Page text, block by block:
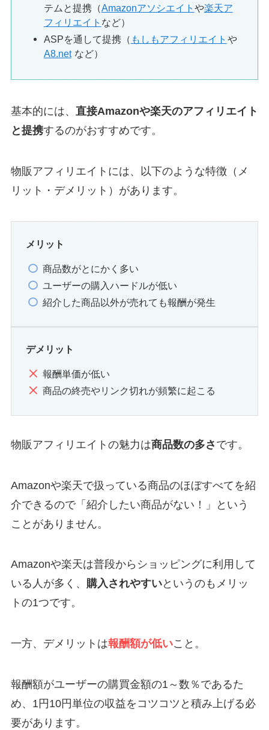
テムと提携（Amazonアソシエイト や楽天ア
フィリエイト など）
ASPを通して提携（ もしもアフィリエイト や
A8.net など）
基本的には、 直接Amazonや楽天のアフィリエイト
と提携するのがおすすめです。
物販アフィリエイトには、以下のような特徴（メ
リット・デメリット）があります。
メリット
商品数がとにかく多い
ユーザーの購入ハードルが低い
紹介した商品以外が売れても報酬が発生
デメリット
報酬単価が低い
商品の終売やリンク切れが頻繁に起こる
物販アフィリエイトの魅力は商品数の多さ です。
Amazonや楽天で扱っている商品のほぼすべてを紹
介できるので「紹介したい商品がない！」という
ことがありません。
Amazonや楽天は普段からショッピングに利用して
いる人が多く、 購入されやすいというのもメリッ
トの1つです。
一方、デメリットは報酬額が低いこと。
報酬額がユーザーの購買金額の1～数％であるた
め、1円10円単位の収益をコツコツと積み上げる必
要があります。